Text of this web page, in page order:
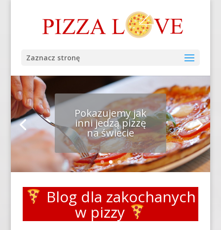
Zaznacz stronę
Pokazujemy jak
inni jedzą pizzę
na świecie
Blog dla zakochanych
w pizzy